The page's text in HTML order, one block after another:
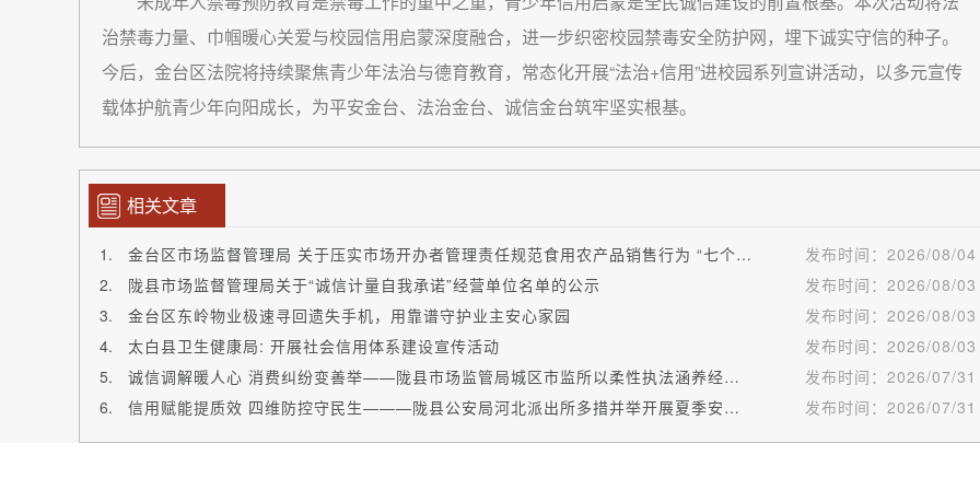
治禁毒力量、巾帼暖心关爱与校园信用启蒙深度融合，进一步织密校园禁毒安全防护网，埋下诚实守信的种子。
今后，金台区法院将持续聚焦青少年法治与德育教育，常态化开展“法治+信用”进校园系列宣讲活动，以多元宣传
载体护航青少年向阳成长，为平安金台、法治金台、诚信金台筑牢坚实根基。
相关文章
金台区市场监督管理局 关于压实市场开办者管理责任规范食用农产品销售行为 “七个一律”的通告 发布时间： 2026/08/04
陇县市场监督管理局关于“诚信计量自我承诺”经营单位名单的公示
发布时间： 2026/08/03
金台区东岭物业极速寻回遗失手机，用靠谱守护业主安心家园
发布时间： 2026/08/03
太白县卫生健康局: 开展社会信用体系建设宣传活动
发布时间： 2026/08/03
诚信调解暖人心 消费纠纷变善举——陇县市场监管局城区市监所以柔性执法涵养经营新风
发布时间： 2026/07/31
信用赋能提质效 四维防控守民生———陇县公安局河北派出所多措并举开展夏季安全排查暨信用宣传工作
发布时间： 2026/07/31